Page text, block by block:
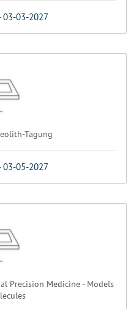
03-03-2027
Tagung
03-05-2027
Precision Medicine - Models